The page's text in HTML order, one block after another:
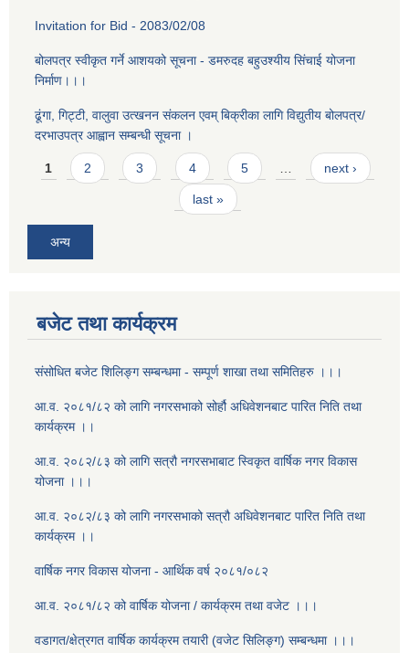
Invitation for Bid - 2083/02/08
बोलपत्र स्वीकृत गर्ने आशयको सूचना - डमरुदह बहुउश्यीय सिंचाई योजना
निर्माण।।।
ढूंगा, गिट्टी, वालुवा उत्खनन संकलन एवम् बिक्रीका लागि विद्युतीय बोलपत्र/
दरभाउपत्र आह्वान सम्बन्धी सूचना ।
Pages
1 2 3 4 5 … next ›
last »
अन्य
बजेट तथा कार्यक्रम
संसोधित बजेट शिलिङ्ग सम्बन्धमा - सम्पूर्ण शाखा तथा समितिहरु ।।।
आ.व. २०८१/८२ को लागि नगरसभाको सोर्हौ अधिवेशनबाट पारित निति तथा
कार्यक्रम ।।
आ.व. २०८२/८३ को लागि सत्रौ नगरसभाबाट स्विकृत वार्षिक नगर विकास
योजना ।।।
आ.व. २०८२/८३ को लागि नगरसभाको सत्रौ अधिवेशनबाट पारित निति तथा
कार्यक्रम ।।
वार्षिक नगर विकास योजना - आर्थिक वर्ष २०८१/०८२
आ.व. २०८१/८२ को वार्षिक योजना / कार्यक्रम तथा वजेट ।।।
वडागत/क्षेत्रगत वार्षिक कार्यक्रम तयारी (वजेट सिलिङ्ग) सम्बन्धमा ।।।